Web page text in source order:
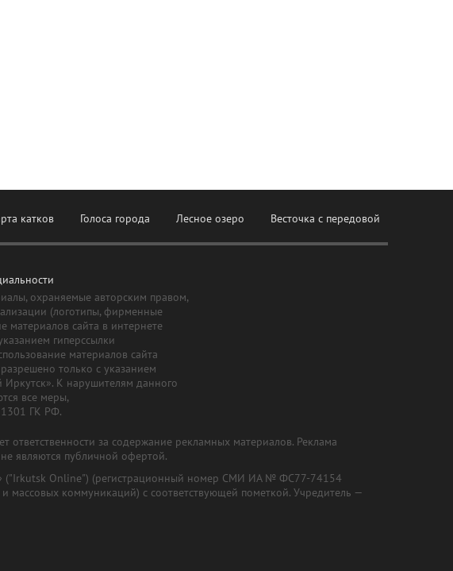
катков Голоса города Лесное озеро Весточка с передовой
охраняемые авторским правом,
(логотипы, фирменные
материалов сайта в интернете
гиперссылки
материалов сайта
только с указанием
Иркутск». К нарушителям данного
все меры,
1301 ГК РФ.
ответственности за содержание рекламных материалов. Реклама
являются публичной офертой.
("Irkutsk Online") (регистрационный номер СМИ ИА № ФС77-74154
коммуникаций) с соответствующей пометкой. Учредитель —